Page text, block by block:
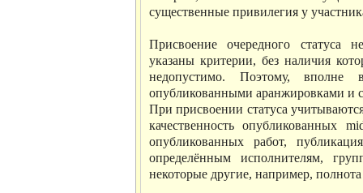
существенные привилегия у
Присвоение очередного статуса
указаны критерии, без наличия
недопустимо. Поэтому,
опубликованными аранжировками и
При присвоении статуса
качественность опубликованных
опубликованных работ,
определённым исполнителям,
некоторые другие, например,